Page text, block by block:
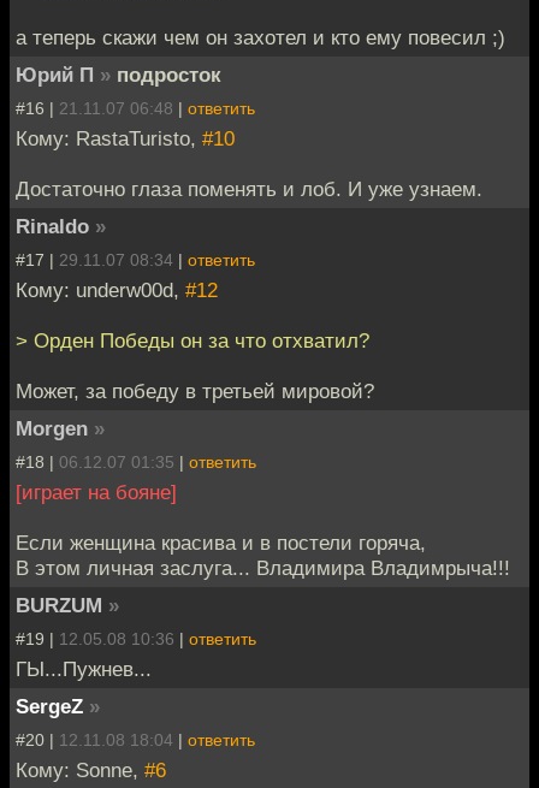
а теперь скажи чем он захотел и кто ему повесил ;)
Юрий П » подросток
#16 | 21.11.07 06:48 | ответить
Кому: RastaTuristo, #10
Достаточно глаза поменять и лоб. И уже узнаем.
Rinaldo »
#17 | 29.11.07 08:34 | ответить
Кому: underw00d, #12
> Орден Победы он за что отхватил?
Может, за победу в третьей мировой?
Morgen »
#18 | 06.12.07 01:35 | ответить
[играет на бояне]
Если женщина красива и в постели горяча,
В этом личная заслуга... Владимира Владимрыча!!!
BURZUM »
#19 | 12.05.08 10:36 | ответить
ГЫ...Пужнев...
SergeZ »
#20 | 12.11.08 18:04 | ответить
Кому: Sonne, #6